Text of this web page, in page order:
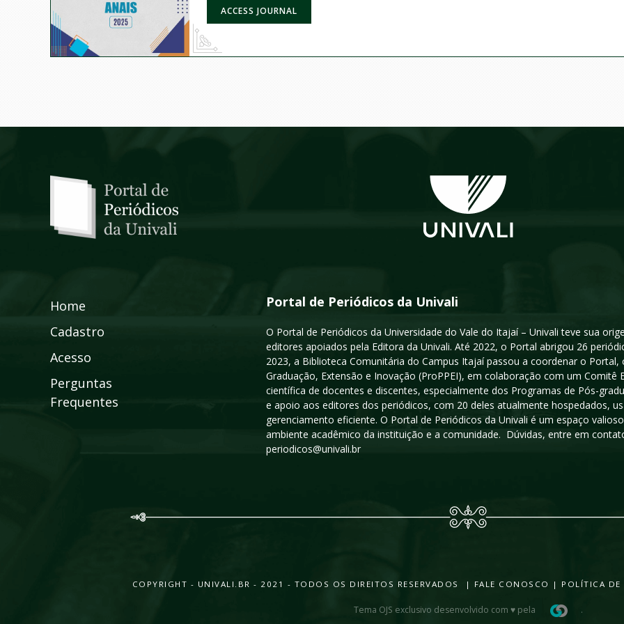
ACCESS JOURNAL
Home
Cadastro
Acesso
Perguntas
Frequentes
Portal de Periódicos da Univali
O Portal de Periódicos da Universidade do Vale do Itajaí – Univali teve sua
editores apoiados pela Editora da Univali. Até 2022, o Portal abrigou 26
2023, a Biblioteca Comunitária do Campus Itajaí passou a coordenar o
Graduação, Extensão e Inovação (ProPPEI), em colaboração com um
científica de docentes e discentes, especialmente dos Programas de Pós-
e apoio aos editores dos periódicos, com 20 deles atualmente hospedados,
gerenciamento eficiente. O Portal de Periódicos da Univali é um espaço
ambiente acadêmico da instituição e a comunidade. Dúvidas, entre em
periodicos@univali.br
COPYRIGHT - UNIVALI.BR - 2021 - TODOS OS DIREITOS RESERVADOS | FALE CONOSCO | POLÍTICA DE
Tema OJS exclusivo desenvolvido com ♥ pela .